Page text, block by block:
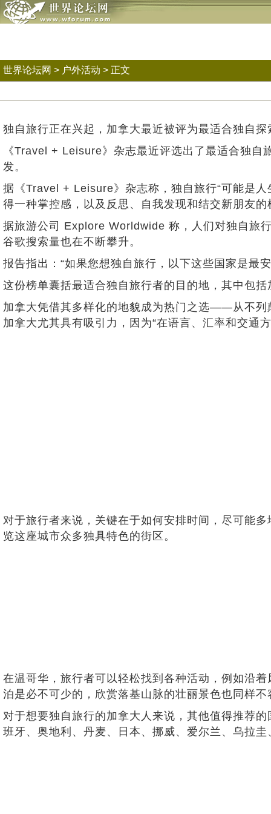
世界论坛网 > 户外活动 > 正文
独自旅行正在兴起，加拿大最近被评为最适合独自
《Travel + Leisure》杂志最近评选出了最适合独
发。
据《Travel + Leisure》杂志称，独自旅行“可能是
得一种掌控感，以及反思、自我发现和结交新朋友的
据旅游公司 Explore Worldwide 称，人们对独自旅
谷歌搜索量也在不断攀升。
报告指出：“如果您想独自旅行，以下这些国家是最
这份榜单囊括最适合独自旅行者的目的地，其中包
加拿大凭借其多样化的地貌成为热门之选——从不列
加拿大尤其具有吸引力，因为“在语言、汇率和交通
对于旅行者来说，关键在于如何安排时间，尽可能
览这座城市众多独具特色的街区。
在温哥华，旅行者可以轻松找到各种活动，例如沿
泊是必不可少的，欣赏落基山脉的壮丽景色也同样不
对于想要独自旅行的加拿大人来说，其他值得推荐
班牙、奥地利、丹麦、日本、挪威、爱尔兰、乌拉